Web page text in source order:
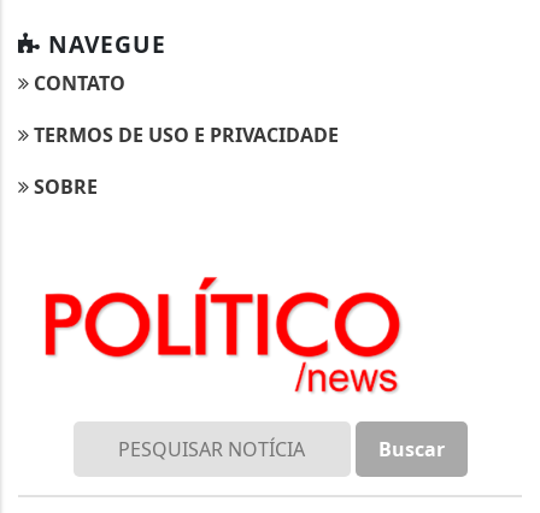
NAVEGUE
CONTATO
TERMOS DE USO E PRIVACIDADE
SOBRE